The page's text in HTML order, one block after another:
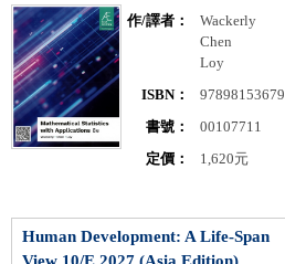
作/譯者：
Wackerly
Chen
Loy
ISBN：
書號：
00107711
定價：
1,620元
Human Development: A Life-Span